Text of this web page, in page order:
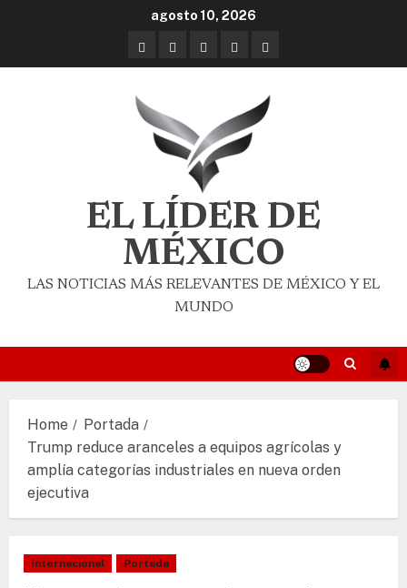
agosto 10, 2026
EL LÍDER DE
MÉXICO
LAS NOTICIAS MÁS RELEVANTES DE MÉXICO Y EL
MUNDO
Home
Portada
Trump reduce aranceles a equipos agrícolas y
amplía categorías industriales en nueva orden
ejecutiva
Internacional Portada